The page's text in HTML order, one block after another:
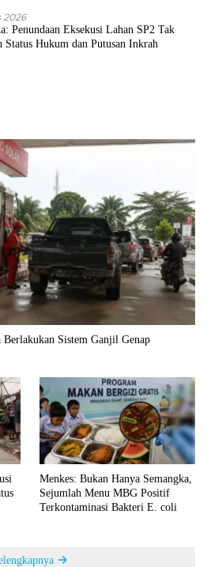
2026
Penundaan Eksekusi Lahan SP2 Tak
Status Hukum dan Putusan Inkrah
Sistem Ganjil Genap
Menkes: Bukan Hanya Semangka,
Sejumlah Menu MBG Positif
Terkontaminasi Bakteri E. coli